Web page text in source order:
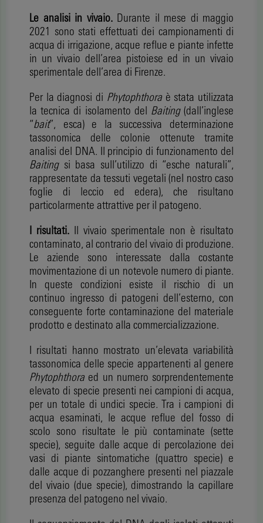
Le analisi in vivaio.Durante il mese di maggio
2021 sono stati effettuati dei campionamenti di
acqua di irrigazione, acque reflue e piante infette
in un vivaio dell’area pistoiese ed in un vivaio
sperimentale dell’area di Firenze.
Per la diagnosi di Phytophthoraè stata utilizzata
la tecnica di isolamento del Baiting(dall’inglese
“bait”, esca) e la successiva determinazione
tassonomica delle colonie ottenute tramite
analisi del DNA. Il principio di funzionamento del
Baitingsi basa sull’utilizzo di “esche naturali”,
rappresentate da tessuti vegetali (nel nostro caso
foglie di leccio ed edera), che risultano
particolarmente attrattive per il patogeno.
I risultati. Il vivaio sperimentale non è risultato
contaminato, al contrario del vivaio di produzione.
Le aziende sono interessate dalla costante
movimentazione di un notevole numero di piante.
In queste condizioni esiste il rischio di un
continuo ingresso di patogeni dell’esterno, con
conseguente forte contaminazione del materiale
prodotto e destinato alla commercializzazione.
I risultati hanno mostrato un’elevata variabilità
tassonomica delle specie appartenenti al genere
Phytophthora ed un numero sorprendentemente
elevato di specie presenti nei campioni di acqua,
per un totale di undici specie.Tra i campioni di
acqua esaminati, le acque reflue del fosso di
scolo sono risultate le più contaminate (sette
specie), seguite dalle acque di percolazione dei
vasi di piante sintomatiche (quattro specie) e
dalle acque di pozzanghere presenti nel piazzale
del vivaio (due specie), dimostrando la capillare
presenza del patogeno nel vivaio.